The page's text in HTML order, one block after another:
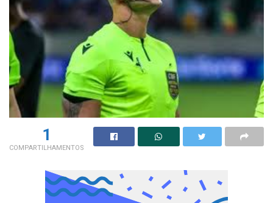
1
COMPARTILHAMENTOS